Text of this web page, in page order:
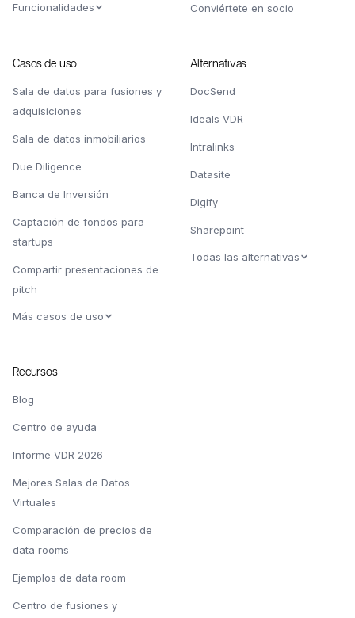
Funcionalidades Conviértete en socio
Casos de uso
Sala de datos para fusiones y
adquisiciones
Sala de datos inmobiliarios
Due Diligence
Banca de Inversión
Captación de fondos para
startups
Compartir presentaciones de
pitch
Más casos de uso
Alternativas
DocSend
Ideals VDR
Intralinks
Datasite
Digify
Sharepoint
Todas las alternativas
Recursos
Blog
Centro de ayuda
Informe VDR 2026
Mejores Salas de Datos
Virtuales
Comparación de precios de
data rooms
Ejemplos de data room
Centro de fusiones y